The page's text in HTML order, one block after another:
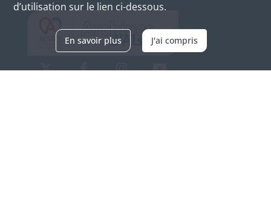
d’utilisation sur le lien ci-dessous.
En savoir plus J'ai compris